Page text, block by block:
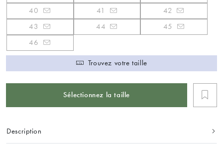
40
41
42
43
44
45
46
Trouvez votre taille
Sélectionnez la taille
Description